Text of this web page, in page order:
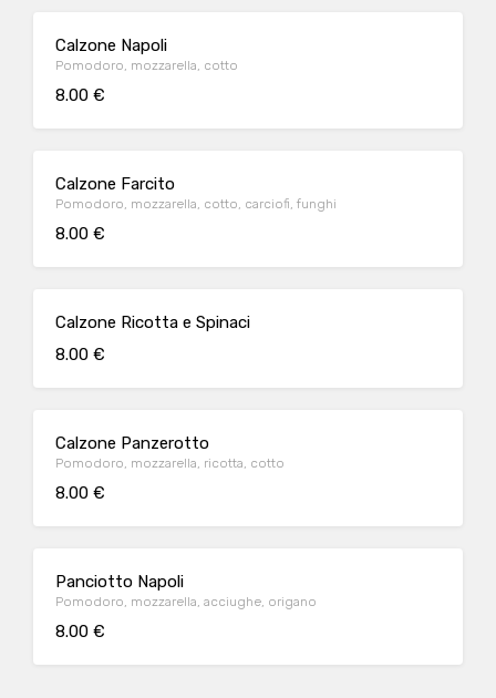
Calzone Napoli
Pomodoro, mozzarella, cotto
8.00 €
Calzone Farcito
Pomodoro, mozzarella, cotto, carciofi, funghi
8.00 €
Calzone Ricotta e Spinaci
8.00 €
Calzone Panzerotto
Pomodoro, mozzarella, ricotta, cotto
8.00 €
Panciotto Napoli
Pomodoro, mozzarella, acciughe, origano
8.00 €